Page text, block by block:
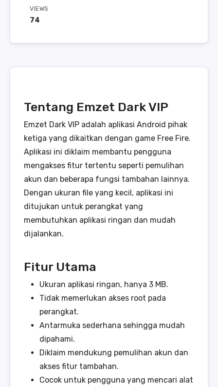
VIEWS
74
Tentang Emzet Dark VIP
Emzet Dark VIP adalah aplikasi Android pihak
ketiga yang dikaitkan dengan game Free Fire.
Aplikasi ini diklaim membantu pengguna
mengakses fitur tertentu seperti pemulihan
akun dan beberapa fungsi tambahan lainnya.
Dengan ukuran file yang kecil, aplikasi ini
ditujukan untuk perangkat yang
membutuhkan aplikasi ringan dan mudah
dijalankan.
Fitur Utama
Ukuran aplikasi ringan, hanya 3 MB.
Tidak memerlukan akses root pada
perangkat.
Antarmuka sederhana sehingga mudah
dipahami.
Diklaim mendukung pemulihan akun dan
akses fitur tambahan.
Cocok untuk pengguna yang mencari alat